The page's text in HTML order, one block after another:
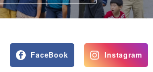
FaceBook Instagram